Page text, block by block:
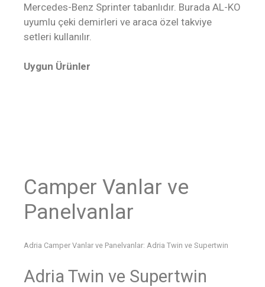
Mercedes-Benz Sprinter tabanlıdır. Burada AL-KO
uyumlu çeki demirleri ve araca özel takviye
setleri kullanılır.
Uygun Ürünler
Camper Vanlar ve
Panelvanlar
Adria Camper Vanlar ve Panelvanlar: Adria Twin ve Supertwin
Adria Twin ve Supertwin